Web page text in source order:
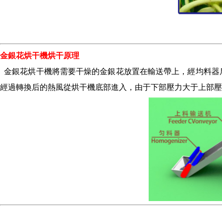
金銀花烘干機烘干原理
金銀花烘干機將需要干燥的金銀花放置在輸送帶上，經均料
經過轉換后的熱風從烘干機底部進入，由于下部壓力大于上部